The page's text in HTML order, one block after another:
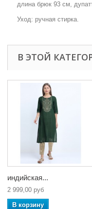
длина брюк 93 см,
Уход: ручная стирка.
В ЭТОЙ
индийская...
2 999,00 руб
В корзину